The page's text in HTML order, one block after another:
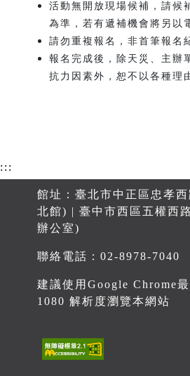
活動無開放現場候補，請候
為準，若有遞補機會將另以
請勿重複報名，非首筆報名
報名完成後，除天災、主辦
抗力因素外，恕不以各種理
:::
館址：臺北市中正區忠孝
北館) | 臺中市西區五權西
辦公室)
聯絡電話：02-8978-7040
建議使用Google Chrome
1080 解析度瀏覽本網站